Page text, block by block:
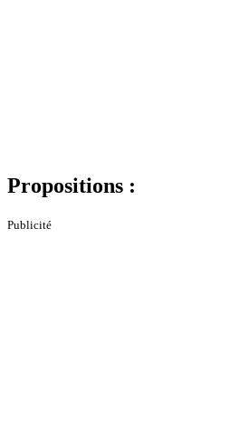
Propositions :
Publicité